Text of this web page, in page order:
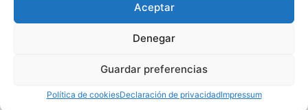
Aceptar
Denegar
Guardar preferencias
Política de cookiesDeclaración de privacidadImpressum
Los múltiplos de 6 son esenciales en ejercicios de